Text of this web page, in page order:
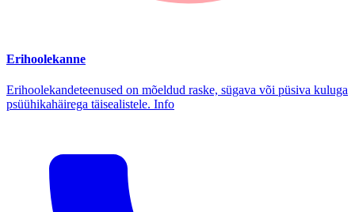
Erihoolekanne
Erihoolekandeteenused on mõeldud raske, sügava või püsiva kuluga
psüühikahäirega täisealistele. Info